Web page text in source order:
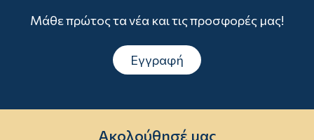
Μάθε πρώτος τα νέα και τις προσφορές μας!
Εγγραφή
Ακολούθησέ μας